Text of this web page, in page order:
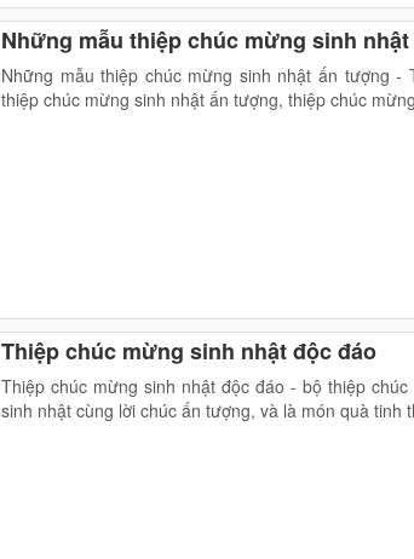
Những mẫu thiệp chúc mừng sinh
Những mẫu thiệp chúc mừng sinh nhật ấn tượng
thiệp chúc mừng sinh nhật ấn tượng, thiệp chúc
Thiệp chúc mừng sinh nhật độc đáo
Thiệp chúc mừng sinh nhật độc đáo - bộ thiệp
sinh nhật cùng lời chúc ấn tượng, và là món quà